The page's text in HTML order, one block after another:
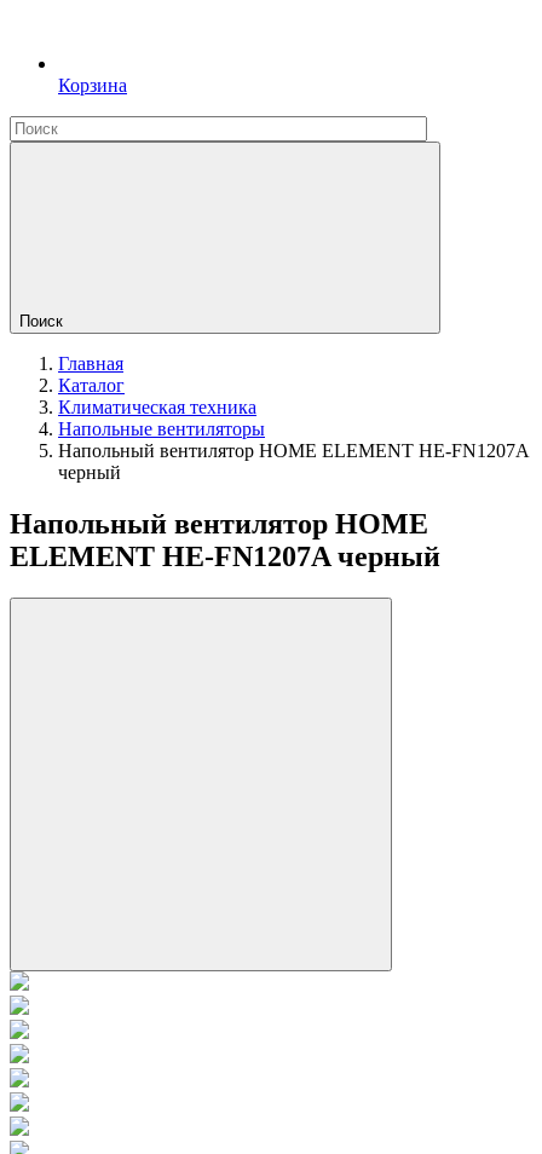
Корзина
Поиск
Главная
Каталог
Климатическая техника
Напольные вентиляторы
Напольный вентилятор HOME ELEMENT HE-FN1207A
черный
Напольный вентилятор HOME
ELEMENT HE-FN1207A черный